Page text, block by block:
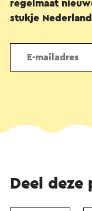
regelmaat
stukje
Deel deze